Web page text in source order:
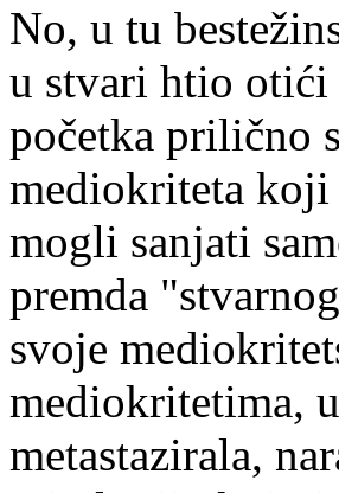
No, u tu
u stvari htio otići
početka prilično
mediokriteta koji
mogli sanjati
premda
svoje
mediokritetima,
metastazirala,